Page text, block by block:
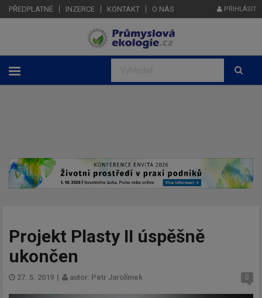
PŘEDPLATNÉ INZERCE KONTAKT O NÁS PŘIHLÁSIT
Projekt Plasty II úspěšně
ukončen
27. 5. 2019 | autor: Petr Jarolímek 0